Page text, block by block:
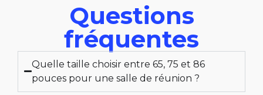
Questions
fréquentes
Quelle taille choisir entre 65, 75 et 86
pouces pour une salle de réunion ?